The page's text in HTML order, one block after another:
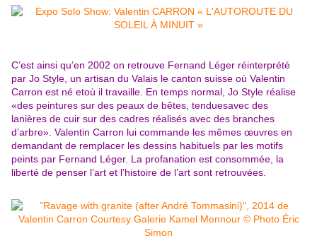
C’est ainsi qu’en 2002 on retrouve Fernand Léger réinterprété
par Jo Style, un artisan du Valais le canton suisse où Valentin
Carron est né etoù il travaille. En temps normal, Jo Style réalise
«des peintures sur des peaux de bêtes, tenduesavec des
lanières de cuir sur des cadres réalisés avec des branches
d’arbre». Valentin Carron lui commande les mêmes œuvres en
demandant de remplacer les dessins habituels par les motifs
peints par Fernand Léger. La profanation est consommée, la
liberté de penser l’art et l’histoire de l’art sont retrouvées.